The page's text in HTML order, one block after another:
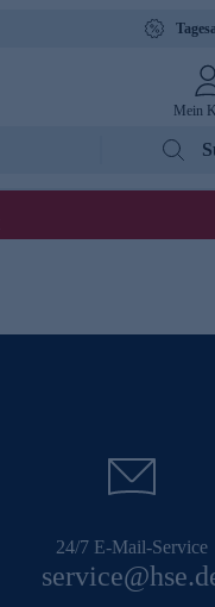
Mein
24/7 E-Mail-Service